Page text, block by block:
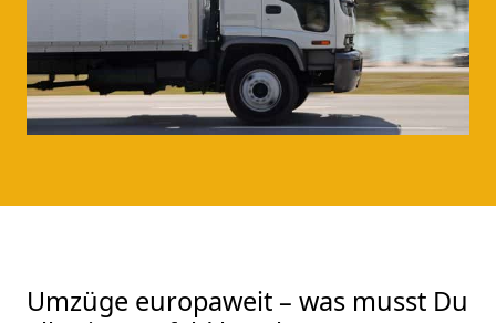
Umzüge europaweit – was musst Du